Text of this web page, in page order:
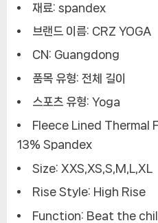
재료: spandex
브랜드 이름: CRZ YOGA
CN: Guangdong
품목 유형: 전체 길이
스포츠 유형: Yoga
Fleece Lined Thermal
13% Spandex
Size: XXS,XS,S,M,L,XL
Rise Style: High Rise
Function: Beat the